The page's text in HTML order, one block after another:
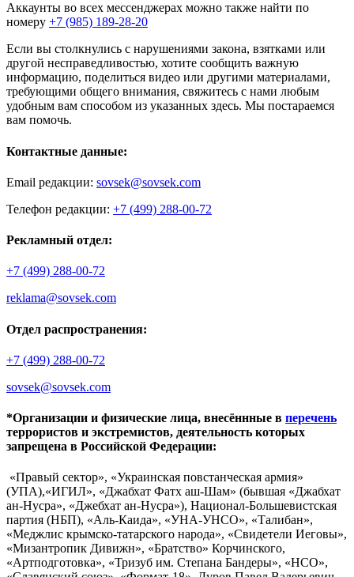
Аккаунты во всех мессенджерах можно также найти по
номеру +7 (985) 189-28-20
Если вы столкнулись с нарушениями закона, взятками или
другой несправедливостью, хотите сообщить важную
информацию, поделиться видео или другими материалами,
требующими общего внимания, свяжитесь с нами любым
удобным вам способом из указанных здесь. Мы постараемся
вам помочь.
Контактные данные:
Email редакции: sovsek@sovsek.com
Телефон редакции: +7 (499) 288-00-72
Рекламный отдел:
+7 (499) 288-00-72
reklama@sovsek.com
Отдел распространения:
+7 (499) 288-00-72
sovsek@sovsek.com
*Организации и физические лица, внесённные в перечень
террористов и экстремистов, деятельность которых
запрещена в Российской Федерации:
«Правый сектор», «Украинская повстанческая армия»
(УПА),«ИГИЛ», «Джабхат Фатх аш-Шам» (бывшая «Джабхат
ан-Нусра», «Джебхат ан-Нусра»), Национал-Большевистская
партия (НБП), «Аль-Каида», «УНА-УНСО», «Талибан»,
«Меджлис крымско-татарского народа», «Свидетели Иеговы»,
«Мизантропик Дивижн», «Братство» Корчинского,
«Артподготовка», «Тризуб им. Степана Бандеры», «НСО»,